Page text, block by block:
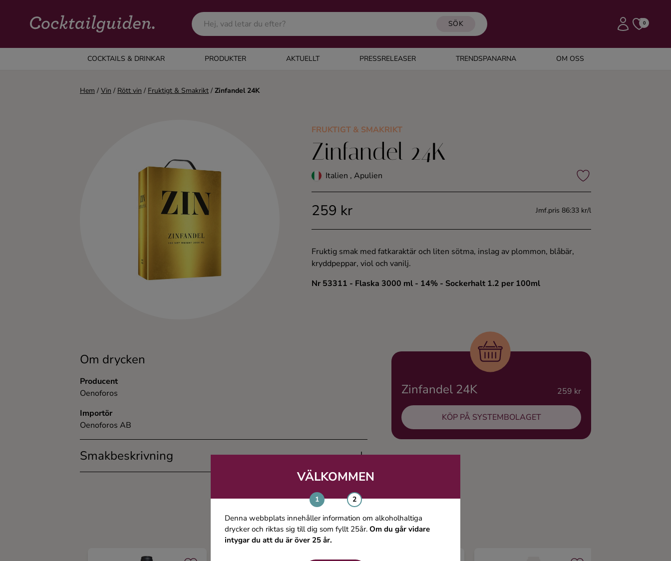
SÖK 0
COCKTAILS & DRINKAR PRODUKTER AKTUELLT PRESSRELEASER TRENDSPANARNA OM OSS
COCKTAILS & DRINKAR
Alla cocktails & drinkar
VÄLKOMMEN
Denna webbplats innehåller information om alkoholhaltiga
drycker och riktas sig till dig som fyllt 25år. Om du går vidare
intygar du att du är över 25 år.
Hem / Vin / Rött vin / Fruktigt & Smakrikt / Zinfandel 24K
FRUKTIGT & SMAKRIKT
Zinfandel 24K
Italien , Apulien
259 kr Jmf.pris 86:33 kr/l
Fruktig smak med fatkaraktär och liten sötma, inslag av plommon, blåbär,
kryddpeppar, viol och vanilj.
Nr 53311 - Flaska 3000 ml - 14% - Sockerhalt 1.2 per 100ml
Om drycken
Producent
Oenoforos
Importör
Oenoforos AB
Smakbeskrivning
Zinfandel 24K 259 kr
KÖP PÅ SYSTEMBOLAGET
Du kanske även gillar